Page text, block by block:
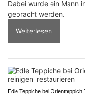
Dabei wurde ein Mann
gebracht werden.
Weiterlesen
Edle Teppiche bei